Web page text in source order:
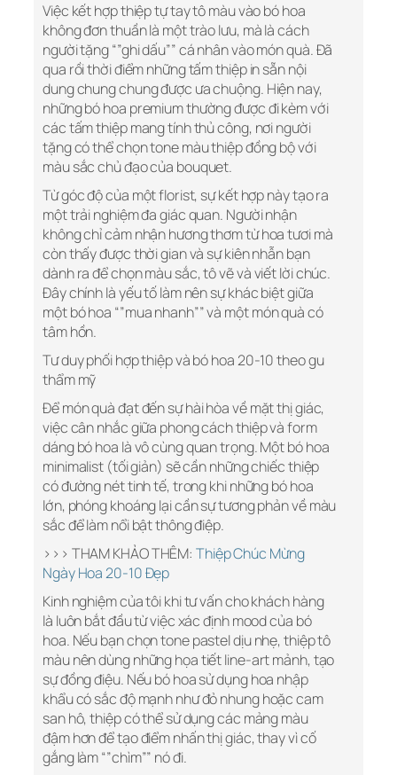
Việc kết hợp thiệp tự tay tô màu vào bó hoa
không đơn thuần là một trào lưu, mà là cách
người tặng “”ghi dấu”” cá nhân vào món quà. Đã
qua rồi thời điểm những tấm thiệp in sẵn nội
dung chung chung được ưa chuộng. Hiện nay,
những bó hoa premium thường được đi kèm với
các tấm thiệp mang tính thủ công, nơi người
tặng có thể chọn tone màu thiệp đồng bộ với
màu sắc chủ đạo của bouquet.
Từ góc độ của một florist, sự kết hợp này tạo ra
một trải nghiệm đa giác quan. Người nhận
không chỉ cảm nhận hương thơm từ hoa tươi mà
còn thấy được thời gian và sự kiên nhẫn bạn
dành ra để chọn màu sắc, tô vẽ và viết lời chúc.
Đây chính là yếu tố làm nên sự khác biệt giữa
một bó hoa “”mua nhanh”” và một món quà có
tâm hồn.
Tư duy phối hợp thiệp và bó hoa 20-10 theo gu
thẩm mỹ
Để món quà đạt đến sự hài hòa về mặt thị giác,
việc cân nhắc giữa phong cách thiệp và form
dáng bó hoa là vô cùng quan trọng. Một bó hoa
minimalist (tối giản) sẽ cần những chiếc thiệp
có đường nét tinh tế, trong khi những bó hoa
lớn, phóng khoáng lại cần sự tương phản về màu
sắc để làm nổi bật thông điệp.
>>> THAM KHẢO THÊM: Thiệp Chúc Mừng
Ngày Hoa 20-10 Đẹp
Kinh nghiệm của tôi khi tư vấn cho khách hàng
là luôn bắt đầu từ việc xác định mood của bó
hoa. Nếu bạn chọn tone pastel dịu nhẹ, thiệp tô
màu nên dùng những họa tiết line-art mảnh, tạo
sự đồng điệu. Nếu bó hoa sử dụng hoa nhập
khẩu có sắc độ mạnh như đỏ nhung hoặc cam
san hô, thiệp có thể sử dụng các mảng màu
đậm hơn để tạo điểm nhấn thị giác, thay vì cố
gắng làm “”chìm”” nó đi.